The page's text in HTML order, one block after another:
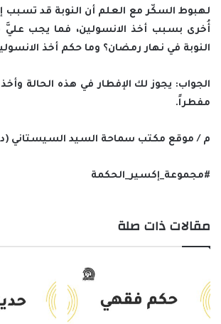
لهبوط السكّر مع العلم أن النوبة قد تسبب
أُخرى بسبب أخذ الانسولين، فما يجب عليَّ
النوبة في نهار رمضان؟ وما حكم أخذ
الجواب: يجوز لك الإفطار في هذه الحالة
مفطراً.
م / موقع مكتب سماحة السيد السيستاني
#مجموعة_إكسير_الحكمة
مقالات ذات صلة